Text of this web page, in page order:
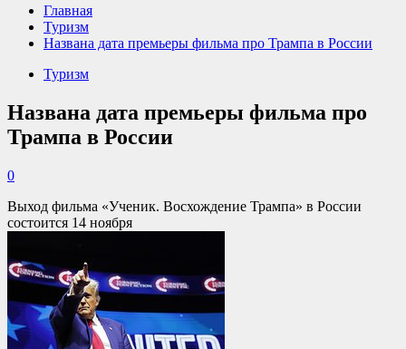
Главная
Туризм
Названа дата премьеры фильма про Трампа в России
Туризм
Названа дата премьеры фильма про
Трампа в России
0
Выход фильма «Ученик. Восхождение Трампа» в России
состоится 14 ноября